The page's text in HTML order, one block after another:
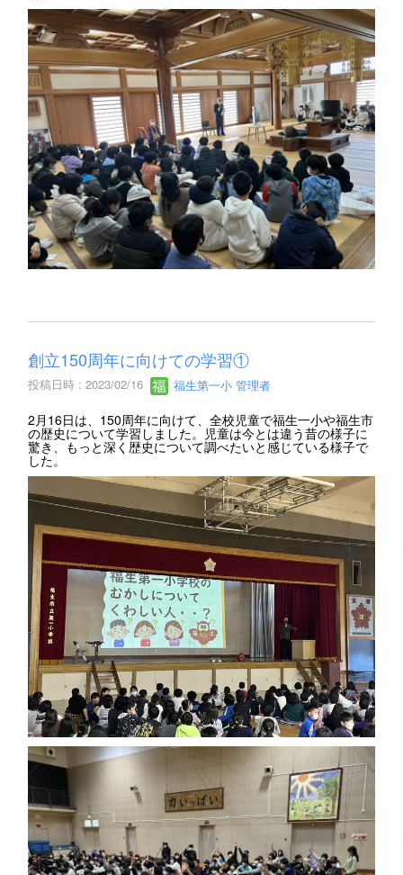
創立150周年に向けての学習①
投稿日時 : 2023/02/16 福生第一小 管理者
2月16日は、150周年に向けて、全校児童で福生一小や福生市
の歴史について学習しました。児童は今とは違う昔の様子に
驚き、もっと深く歴史について調べたいと感じている様子で
した。